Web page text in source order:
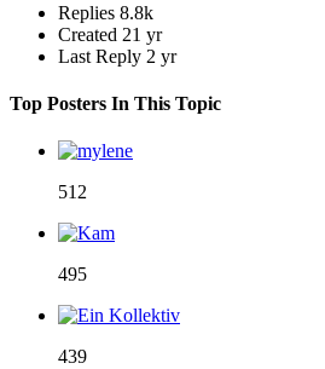
Replies 8.8k
Created 21 yr
Last Reply 2 yr
Top Posters In This Topic
512
495
439